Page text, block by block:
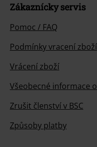
Zákaznícky servis
Pomoc / FAQ
Podmínky vracení zboží
Vrácení zboží
Všeobecné informace
Zrušit členství v BSC
Způsoby platby